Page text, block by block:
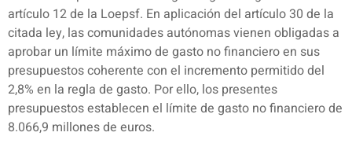
artículo 12 de la Loepsf. En aplicación del artículo 30 de la
citada ley, las comunidades autónomas vienen obligadas a
aprobar un límite máximo de gasto no financiero en sus
presupuestos coherente con el incremento permitido del
2,8% en la regla de gasto. Por ello, los presentes
presupuestos establecen el límite de gasto no financiero de
8.066,9 millones de euros.